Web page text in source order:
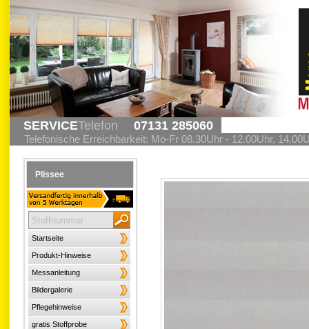
SERVICETelefon 07131 285060
Telefonische Erreichbarkeit: Mo-Fr 08.30Uhr - 12.00Uhr,
Plissee
Startseite
Produkt-Hinweise
Messanleitung
Bildergalerie
Pflegehinweise
gratis Stoffprobe